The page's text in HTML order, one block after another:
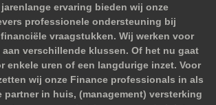
jarenlange ervaring bieden wij onze
professionele ondersteuning bij
vraagstukken. Wij werken voor
verschillende klussen. Of het nu gaat
enkele uren of een langdurige inzet. Voor
wij onze Finance professionals in als
in huis, (management) versterking